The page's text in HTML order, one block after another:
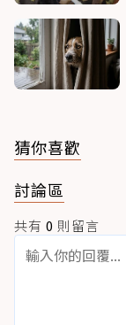
猜你喜歡
討論區
共有 0 則留言